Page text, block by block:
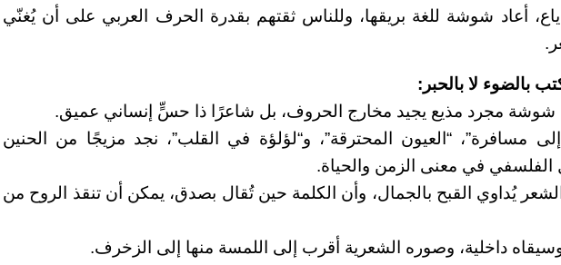
أعاد شوشة للغة بريقها، وللناس ثقتهم بقدرة الحرف العربي على أن يُغنّي
بالضوء لا بالحبر:
شوشة مجرد مذيع يجيد مخارج الحروف، بل شاعرًا ذا حسٍّ إنساني عميق.
مسافرة”، “العيون المحترقة”، و“لؤلؤة في القلب”، نجد مزيجًا من الحنين
الفلسفي في معنى الزمن والحياة.
يُداوي القبح بالجمال، وأن الكلمة حين تُقال بصدق، يمكن أن تنقذ الروح من
داخلية، وصوره الشعرية أقرب إلى اللمسة منها إلى الزخرف.